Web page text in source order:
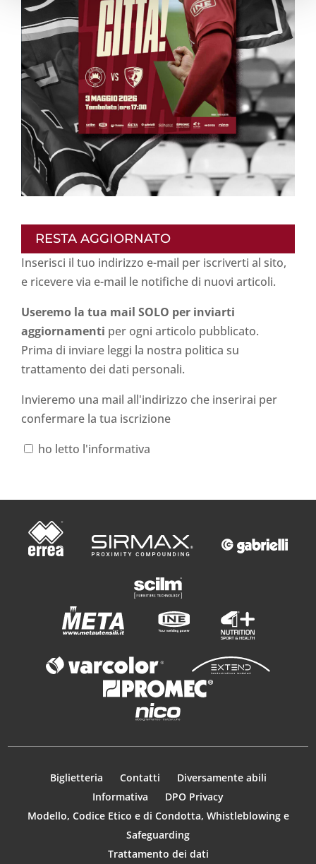
RESTA AGGIORNATO
Inserisci il tuo indirizzo e-mail per iscriverti al sito,
e ricevere via e-mail le notifiche di nuovi articoli.
Useremo la tua mail SOLO per inviarti
aggiornamenti per ogni articolo pubblicato.
Prima di inviare leggi la nostra politica su
trattamento dei dati personali.
Invieremo una mail all'indirizzo che inserirai per
confermare la tua iscrizione
ho letto l'informativa
Biglietteria Contatti
Diversamente abili
Informativa
DPO Privacy
Modello, Codice Etico e di Condotta, Whistleblowing e
Safeguarding
Trattamento dei dati